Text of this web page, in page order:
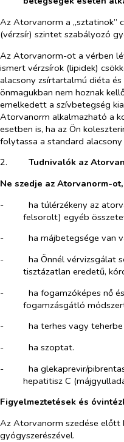
Az Atorvanorm a „sztatinok”
(vérzsír) szintet szabályozó
Az Atorvanorm-ot a vérben
ismert vérzsírok (lipidek)
alacsony zsírtartalmú diéta
önmagukban nem hoznak
emelkedett a szívbetegség
Atorvanorm alkalmazható a
esetben is, ha az Ön
folytassa a standard
2.​
Tudnivalók az
Ne szedje az Atorvanorm-ot,
-​
ha túlérzékeny az
felsorolt) egyéb
-​
ha májbetegsége van
-​
ha Önnél vérvizsgálat
tisztázatlan eredetű,
-​
ha fogamzóképes nő
fogamzásgátló
-​
ha terhes vagy teherbe
-​
ha szoptat.
-​
ha glekaprevir/
hepatitisz C
Figyelmeztetések és
Az Atorvanorm szedése előtt
gyógyszerészével.